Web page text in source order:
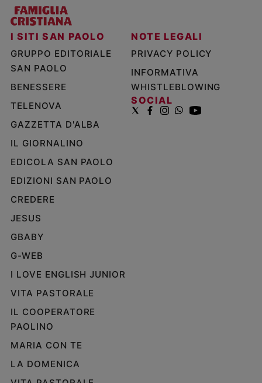
I SITI SAN PAOLO
GRUPPO EDITORIALE
SAN PAOLO
BENESSERE
TELENOVA
GAZZETTA D'ALBA
IL GIORNALINO
EDICOLA SAN PAOLO
EDIZIONI SAN PAOLO
CREDERE
JESUS
GBABY
G-WEB
I LOVE ENGLISH JUNIOR
VITA PASTORALE
IL COOPERATORE
PAOLINO
MARIA CON TE
LA DOMENICA
NOTE LEGALI
PRIVACY POLICY
INFORMATIVA
WHISTLEBLOWING
SOCIAL